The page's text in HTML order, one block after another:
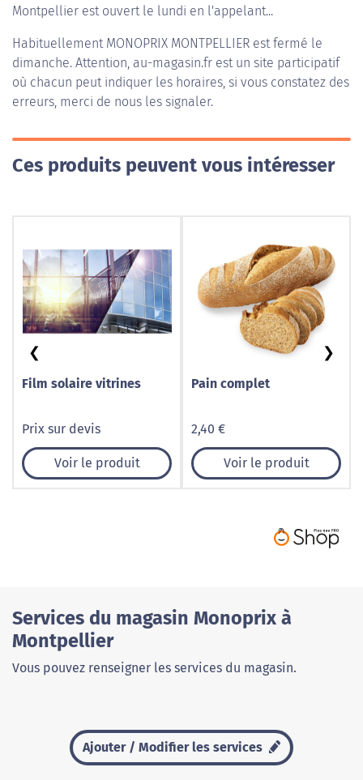
Montpellier est ouvert le lundi en l'appelant...
Habituellement MONOPRIX MONTPELLIER est fermé le
dimanche. Attention, au-magasin.fr est un site participatif
où chacun peut indiquer les horaires, si vous constatez des
erreurs, merci de nous les signaler.
Ces produits peuvent vous intéresser
Film solaire vitrines
Prix sur devis
Voir le produit
Pain complet
2,40 €
Voir le produit
❮ ❯
Services du magasin Monoprix à
Montpellier
Vous pouvez renseigner les services du magasin.
Ajouter / Modifier les services